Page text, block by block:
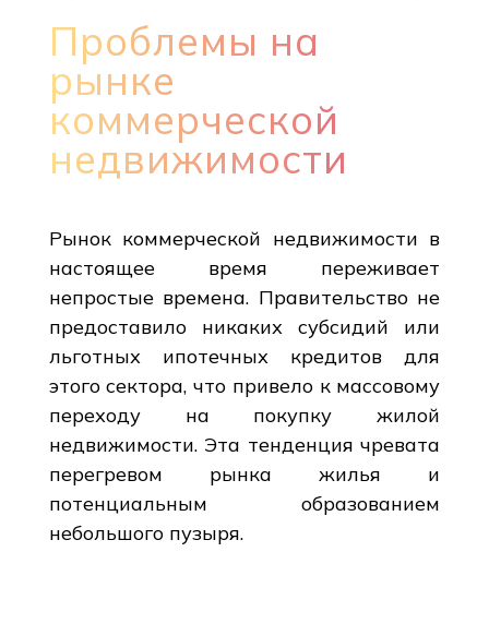
Проблемы на
рынке
коммерческой
недвижимости
Рынок коммерческой недвижимости в
настоящее время переживает
непростые времена. Правительство не
предоставило никаких субсидий или
льготных ипотечных кредитов для
этого сектора, что привело к массовому
переходу на покупку жилой
недвижимости. Эта тенденция чревата
перегревом рынка жилья и
потенциальным образованием
небольшого пузыря.